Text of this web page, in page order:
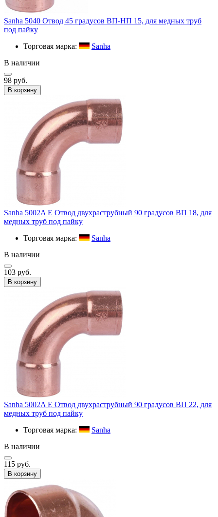
Sanha 5040 Отвод 45 градусов ВП-НП 15, для медных труб
под пайку
Торговая марка:
Sanha
В наличии
98 руб.
В корзину
Sanha 5002A E Отвод двухраструбный 90 градусов ВП 18, для
медных труб под пайку
Торговая марка:
Sanha
В наличии
103 руб.
В корзину
Sanha 5002A E Отвод двухраструбный 90 градусов ВП 22, для
медных труб под пайку
Торговая марка:
Sanha
В наличии
115 руб.
В корзину